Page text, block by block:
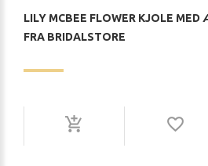
LILY MCBEE FLOWER KJOLE MED
FRA BRIDALSTORE